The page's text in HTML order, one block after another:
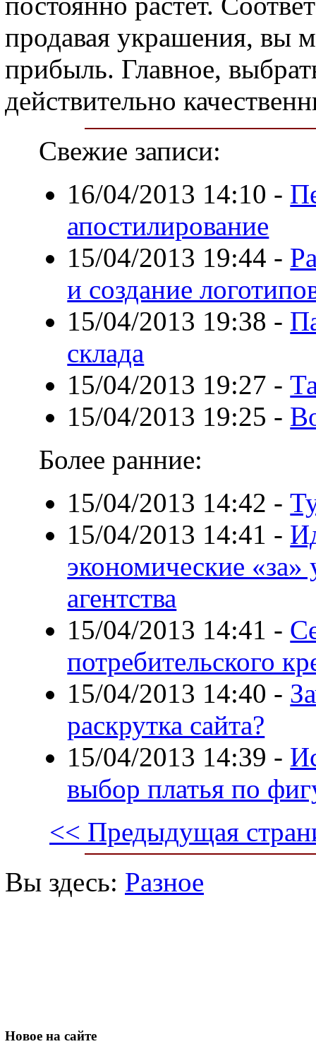
продавая украшения, вы
прибыль. Главное,
действительно
Свежие записи:
16/04/2013 14:10 -
апостилирование
15/04/2013 19:44 -
и создание
15/04/2013 19:38 -
склада
15/04/2013 19:27 -
15/04/2013 19:25 -
Более ранние:
15/04/2013 14:42 -
15/04/2013 14:41 -
экономические «за»
агентства
15/04/2013 14:41 -
потребительского
15/04/2013 14:40 -
раскрутка сайта?
15/04/2013 14:39 -
выбор платья по
<< Предыдущая
Вы здесь: Разное
Новое на сайте